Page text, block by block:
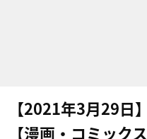
【2021年3月29日
【漫画・コミックス